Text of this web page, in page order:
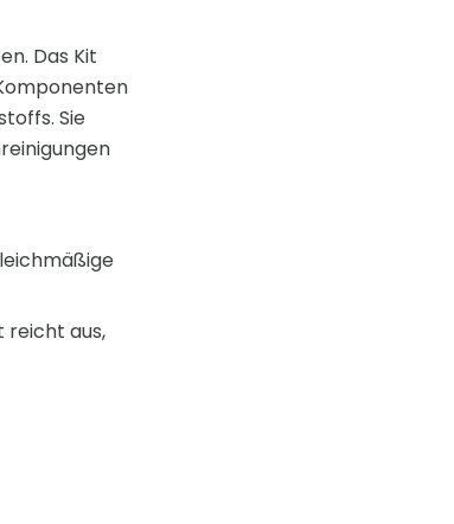
Das Kit
Sie
reicht aus,